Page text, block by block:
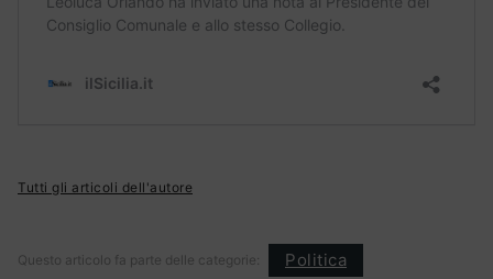
Tutti gli articoli dell'autore
Questo articolo fa parte delle categorie: Politica